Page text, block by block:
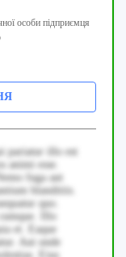
особи підприємця
pariatur illo est
animi esse.
fuga aut
blanditiis.
quo.
Illo
et. Eaque
Aut unde